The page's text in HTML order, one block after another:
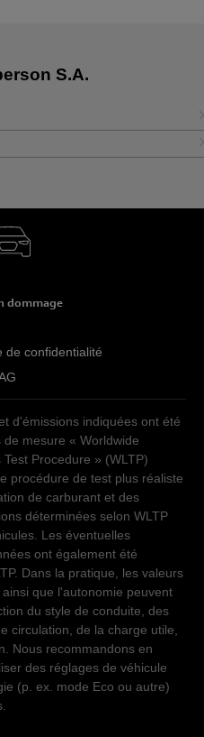
S.A.
-17:30
-17:00
-18:30
13:30 -17:00
dommage
de confidentialité
d'émissions indiquées ont été
mesure « Worldwide
Procedure » (WLTP)
procédure de test plus réaliste
de carburant et des
déterminées selon WLTP
Les éventuelles
ont également été
Dans la pratique, les valeurs
que l'autonomie peuvent
du style de conduite, des
circulation, de la charge utile,
Nous recommandons en
des réglages de véhicule
(p. ex. mode Eco ou autre)